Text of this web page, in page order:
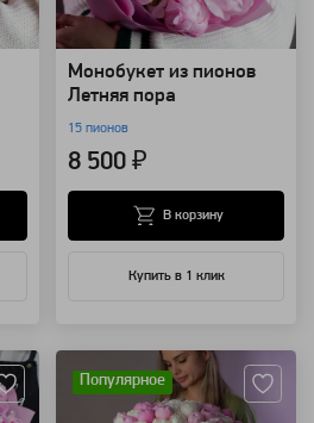
Монобукет из пионов
Летняя пора
15 пионов
8 500 ₽
Купить в 1 клик
В корзину
Популярное